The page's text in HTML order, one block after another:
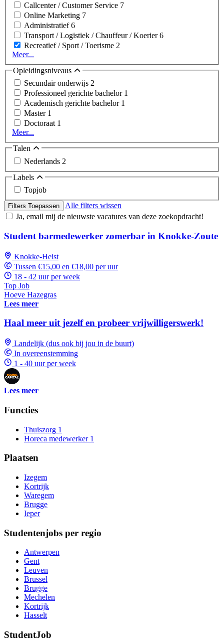
Callcenter / Customer Service 7
Online Marketing 7
Administratief6
Transport / Logistiek / Chauffeur / Koerier6
Recreatief / Sport / Toerisme 2
Meer...
Opleidingsniveaus
Secundair onderwijs 2
Professioneel gerichte bachelor 1
Academisch gerichte bachelor 1
Master 1
Doctoraat 1
Meer...
Talen
Nederlands 2
Labels
Topjob
Filters Toepassen
Alle filters wissen
Ja, email mij de nieuwste vacatures van deze zoekopdracht!
Student barmedewerker zomerbar in Knokke-Zoute
Knokke-Heist
Tussen €15,00 en €18,00 per uur
18 - 42 uur per week
Top Job
Hoeve Hazegras
Lees meer
Haal meer uit jezelf en probeer vrijwilligerswerk!
Landelijk (dus ook bij jou in de buurt)
In overeenstemming
1 - 40 uur per week
Lees meer
Functies
Thuiszorg 1
Horeca medewerker 1
Plaatsen
Izegem
Kortrijk
Waregem
Brugge
Ieper
Studentenjobs per regio
Antwerpen
Gent
Leuven
Brussel
Brugge
Mechelen
Kortrijk
Hasselt
StudentJob